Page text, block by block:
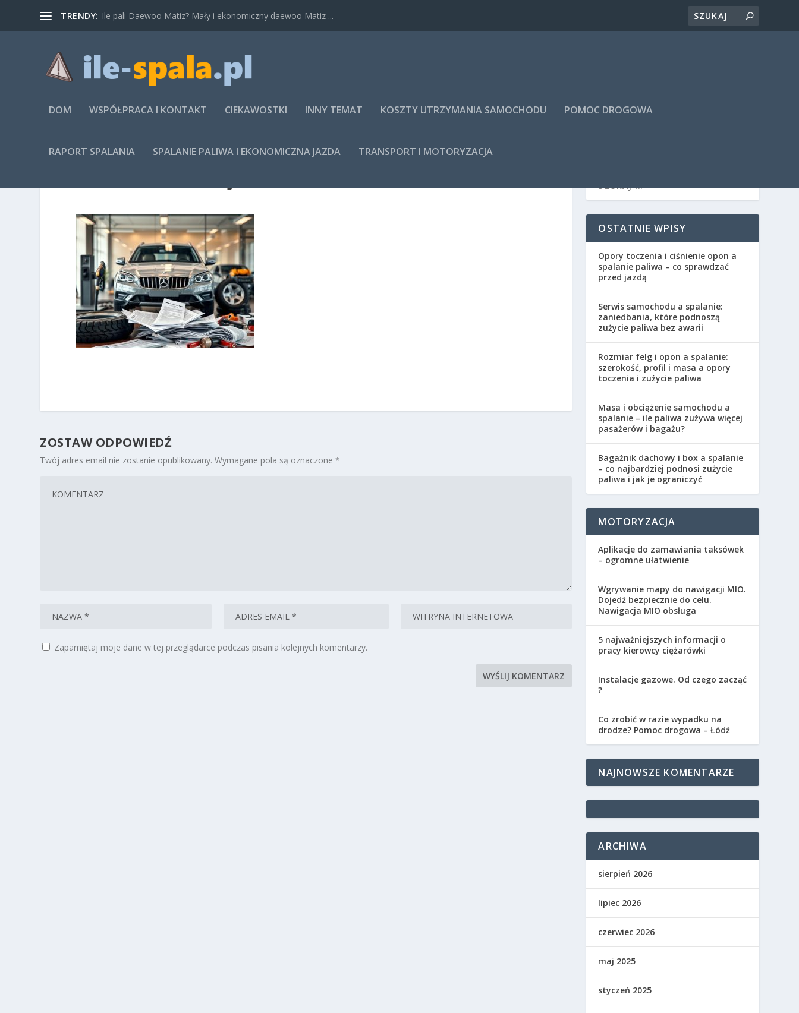
TRENDY: Ile pali Daewoo Matiz? Mały i ekonomiczny daewoo Matiz ...
DOM WSPÓŁPRACA I KONTAKT CIEKAWOSTKI INNY TEMAT KOSZTY UTRZYMANIA SAMOCHODU POMOC DROGOWA
RAPORT SPALANIA SPALANIE PALIWA I EKONOMICZNA JAZDA TRANSPORT I MOTORYZACJA
ZOSTAW ODPOWIEDŹ
Twój adres email nie zostanie opublikowany. Wymagane pola są oznaczone*
Zapamiętaj moje dane w tej przeglądarce podczas pisania kolejnych komentarzy.
OSTATNIE WPISY
Opory toczenia i ciśnienie opon a
spalanie paliwa – co sprawdzać
przed jazdą
Serwis samochodu a spalanie:
zaniedbania, które podnoszą
zużycie paliwa bez awarii
Rozmiar felg i opon a spalanie:
szerokość, profil i masa a opory
toczenia i zużycie paliwa
Masa i obciążenie samochodu a
spalanie – ile paliwa zużywa więcej
pasażerów i bagażu?
Bagażnik dachowy i box a spalanie
– co najbardziej podnosi zużycie
paliwa i jak je ograniczyć
MOTORYZACJA
Aplikacje do zamawiania taksówek
– ogromne ułatwienie
Wgrywanie mapy do nawigacji MIO.
Dojedź bezpiecznie do celu.
Nawigacja MIO obsługa
5 najważniejszych informacji o
pracy kierowcy ciężarówki
Instalacje gazowe. Od czego zacząć
?
Co zrobić w razie wypadku na
drodze? Pomoc drogowa – Łódź
NAJNOWSZE KOMENTARZE
ARCHIWA
sierpień 2026
lipiec 2026
czerwiec 2026
maj 2025
styczeń 2025